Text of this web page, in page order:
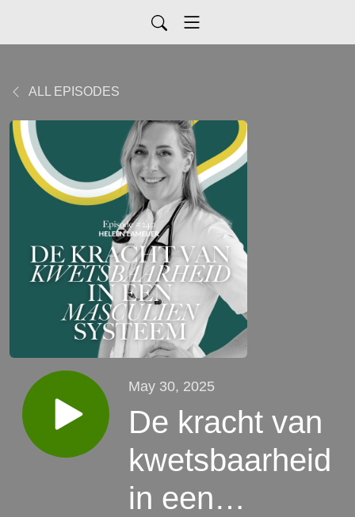
ALL EPISODES
May 30, 2025
De kracht van
kwetsbaarheid
in een